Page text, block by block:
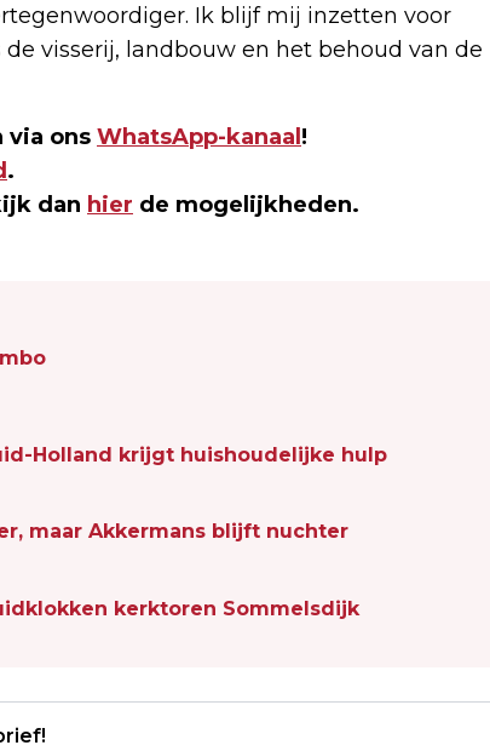
Ik blijf mij inzetten voor
visserij, landbouw en het behoud van de
via ons WhatsApp-kanaal !
.
dan hier de mogelijkheden.
Holland krijgt huishoudelijke hulp
maar Akkermans blijft nuchter
kerktoren Sommelsdijk